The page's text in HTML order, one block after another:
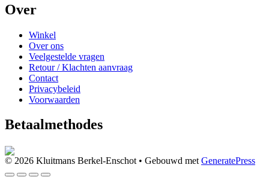
Over
Winkel
Over ons
Veelgestelde vragen
Retour / Klachten aanvraag
Contact
Privacybeleid
Voorwaarden
Betaalmethodes
© 2026 Kluitmans Berkel-Enschot • Gebouwd met GeneratePress